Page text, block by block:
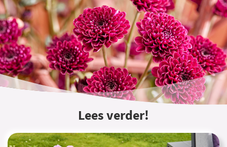
Lees verder!